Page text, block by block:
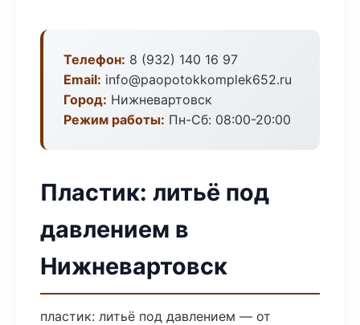
Телефон: 8 (932) 140 16 97
Email: info@paopotokkomplek652.ru
Город: Нижневартовск
Режим работы: Пн-Сб: 08:00-20:00
Пластик: литьё под
давлением в
Нижневартовск
пластик: литьё под давлением — от